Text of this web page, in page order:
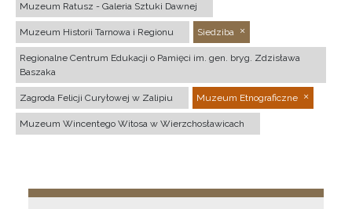
Muzeum Ratusz - Galeria Sztuki Dawnej
Muzeum Historii Tarnowa i Regionu Siedziba
Regionalne Centrum Edukacji o Pamięci im. gen. bryg. Zdzisława
Baszaka
Zagroda Felicji Curyłowej w Zalipiu Muzeum Etnograficzne
Muzeum Wincentego Witosa w Wierzchosławicach